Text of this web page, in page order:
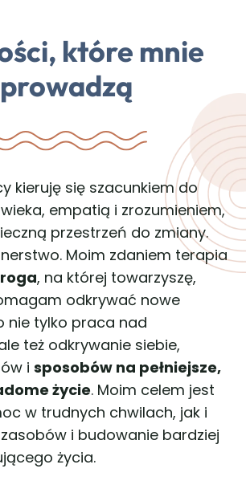
które mnie
prowadzą
kieruję się szacunkiem do
empatią i zrozumieniem,
przestrzeń do zmiany.
Moim zdaniem terapia
, na której towarzyszę,
odkrywać nowe
nie tylko praca nad
też odkrywanie siebie,
i sposobów na pełniejsze,
życie. Moim celem jest
w trudnych chwilach, jak i
i budowanie bardziej
życia.